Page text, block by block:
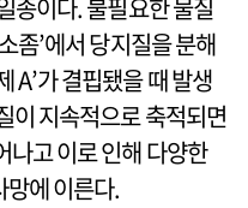
종이다. 불필요한 물질
좀’에서 당지질을 분해
A’가 결핍됐을 때 발생
이 지속적으로 축적되면
나고 이로 인해 다양한
망에 이른다.